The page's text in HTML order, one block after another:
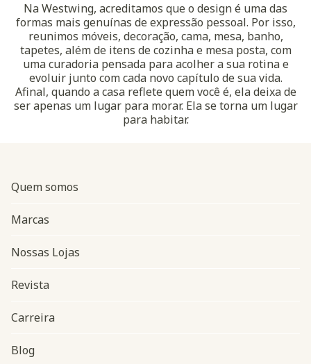
Na Westwing, acreditamos que o design é uma das
formas mais genuínas de expressão pessoal. Por isso,
reunimos móveis, decoração, cama, mesa, banho,
tapetes, além de itens de cozinha e mesa posta, com
uma curadoria pensada para acolher a sua rotina e
evoluir junto com cada novo capítulo de sua vida.
Afinal, quando a casa reflete quem você é, ela deixa de
ser apenas um lugar para morar. Ela se torna um lugar
para habitar.
Navegação do rodapé
Quem somos
Marcas
Nossas Lojas
Revista
Carreira
Blog